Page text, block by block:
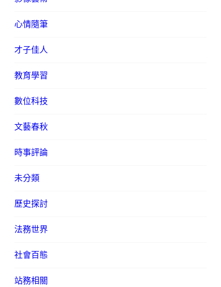
心情隨筆
才子佳人
教育學習
數位科技
文藝春秋
時事評論
未分類
歷史探討
法務世界
社會百態
站務相關